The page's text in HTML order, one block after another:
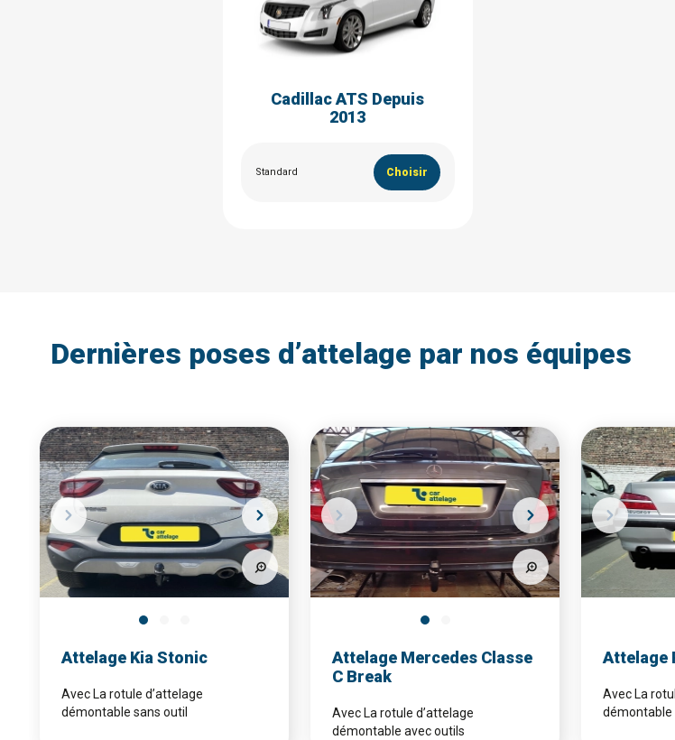
Cadillac ATS Depuis
2013
Standard Choisir
Dernières poses d’attelage par nos équipes
Attelage Kia Stonic
Avec La rotule d’attelage
démontable sans outil
Attelage Mercedes Classe
C Break
Avec La rotule d’attelage
démontable avec outils
Attelage
Avec La
démontable